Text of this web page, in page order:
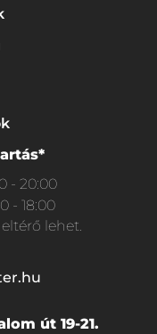
- 20:00
- 18:00
lehet.
út 19-21.